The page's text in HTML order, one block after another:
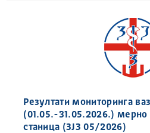
Резултати мониторинга
(01.05.-31.05.2026.) мерно
станица (ЗЈЗ 05/2026)